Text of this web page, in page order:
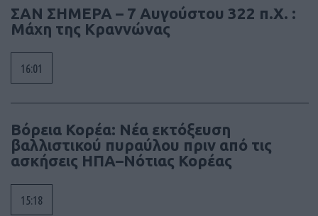
ΣΑΝ ΣΗΜΕΡΑ – 7 Αυγούστου 322 π.Χ. :
Μάχη της Κραννώνας
16:01
Βόρεια Κορέα: Νέα εκτόξευση
βαλλιστικού πυραύλου πριν από τις
ασκήσεις ΗΠΑ–Νότιας Κορέας
15:18